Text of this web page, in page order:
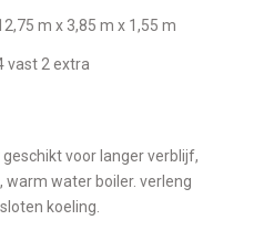
m x 3,85 m x 1,55 m
vast 2 extra
voor langer verblijf,
water boiler. verleng
koeling.